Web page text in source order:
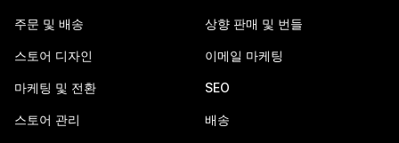
주문 및 배송
스토어 디자인
마케팅 및 전환
스토어 관리
상향 판매 및 번들
이메일 마케팅
SEO
배송